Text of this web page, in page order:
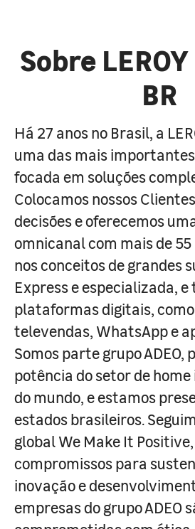
Sobre
BR
Há 27 anos no Brasil, a
uma das mais
focada em soluções
Colocamos nossos
decisões e oferecemos
omnicanal com mais de
nos conceitos de grandes
Express e especializada,
plataformas digitais,
televendas, WhatsApp e
Somos parte grupo
potência do setor de
do mundo, e estamos
estados brasileiros.
global We Make It
compromissos para
inovação e
empresas do grupo ADEO